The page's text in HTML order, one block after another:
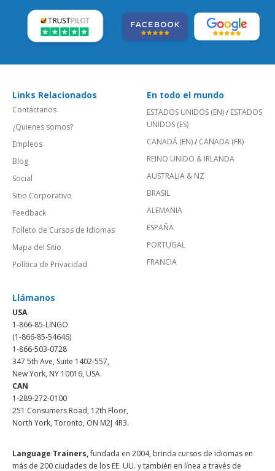
Links Relacionados
Contáctanos
¿Quienes somos?
Empleos
Blog
Social
Sitio Corporativo
Feedback
Folleto de Cursos de Idiomas
Mapa del Sitio
Política de Privacidad
En todo el mundo
ESTADOS UNIDOS (EN)/ ESTADOS
UNIDOS (ES)
CANADÁ (EN)/ CANADA (FR)
REINO UNIDO & IRLANDA
AUSTRALIA & NZ
BRASIL
ALEMANIA
ESPAÑA
PORTUGAL
FRANCIA
Llámanos
USA
1-866-85-LINGO
(1-866-85-54646)
1-866-503-0728
347 5th Ave, Suite 1402-557,
New York, NY 10016, USA.
CAN
1-289-272-0100
251 Consumers Road, 12th Floor,
North York, Toronto, ON M2J 4R3.
Language Trainers,fundada en 2004, brinda cursos de idiomas en
más de 200 ciudades de los EE. UU. y también en línea a través de